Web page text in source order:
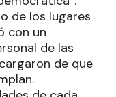
de los lugares
con un
de las
de que